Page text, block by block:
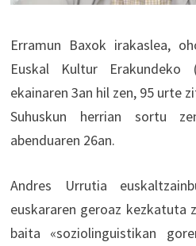
Erramun Baxok irakaslea,
Euskal Kultur Erakundeko
ekainaren 3an hil zen, 95 urte
Suhuskun herrian sortu
abenduaren 26an.
Andres Urrutia
euskararen geroaz kezkatuta
baita «soziolinguistikan